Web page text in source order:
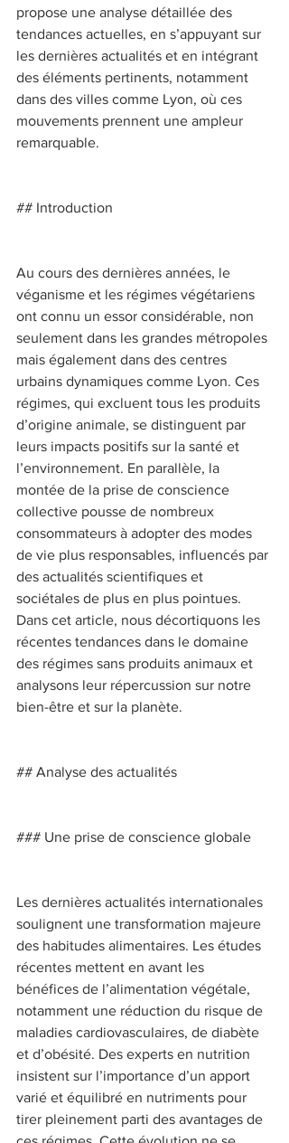
propose une analyse détaillée des
tendances actuelles, en s’appuyant sur
les dernières actualités et en intégrant
des éléments pertinents, notamment
dans des villes comme Lyon, où ces
mouvements prennent une ampleur
remarquable.
## Introduction
Au cours des dernières années, le
véganisme et les régimes végétariens
ont connu un essor considérable, non
seulement dans les grandes métropoles
mais également dans des centres
urbains dynamiques comme Lyon. Ces
régimes, qui excluent tous les produits
d’origine animale, se distinguent par
leurs impacts positifs sur la santé et
l’environnement. En parallèle, la
montée de la prise de conscience
collective pousse de nombreux
consommateurs à adopter des modes
de vie plus responsables, influencés par
des actualités scientifiques et
sociétales de plus en plus pointues.
Dans cet article, nous décortiquons les
récentes tendances dans le domaine
des régimes sans produits animaux et
analysons leur répercussion sur notre
bien-être et sur la planète.
## Analyse des actualités
### Une prise de conscience globale
Les dernières actualités internationales
soulignent une transformation majeure
des habitudes alimentaires. Les études
récentes mettent en avant les
bénéfices de l’alimentation végétale,
notamment une réduction du risque de
maladies cardiovasculaires, de diabète
et d’obésité. Des experts en nutrition
insistent sur l’importance d’un apport
varié et équilibré en nutriments pour
tirer pleinement parti des avantages de